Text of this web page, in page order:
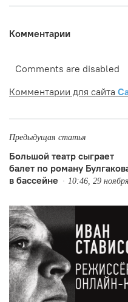
Комментарии
Comments are disabled
Комментарии для сайта
Предыдущая статья
Большой театр сыграет
балет по роману
в бассейне
10:46, 29 ноября